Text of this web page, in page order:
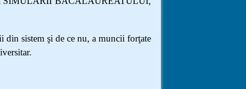
din sistem şi de ce nu, a muncii forţate